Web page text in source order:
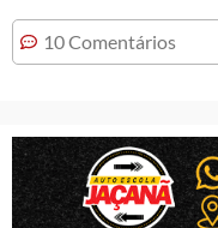
10 Comentários